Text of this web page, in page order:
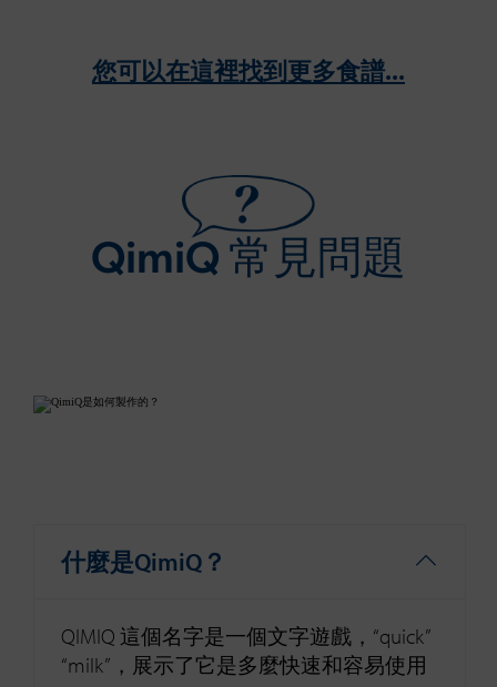
您可以在這裡找到更多食譜...
QimiQ 常見問題
什麼是QimiQ？
QIMIQ 這個名字是一個文字遊戲，“quick”
“milk”，展示了它是多麼快速和容易使用